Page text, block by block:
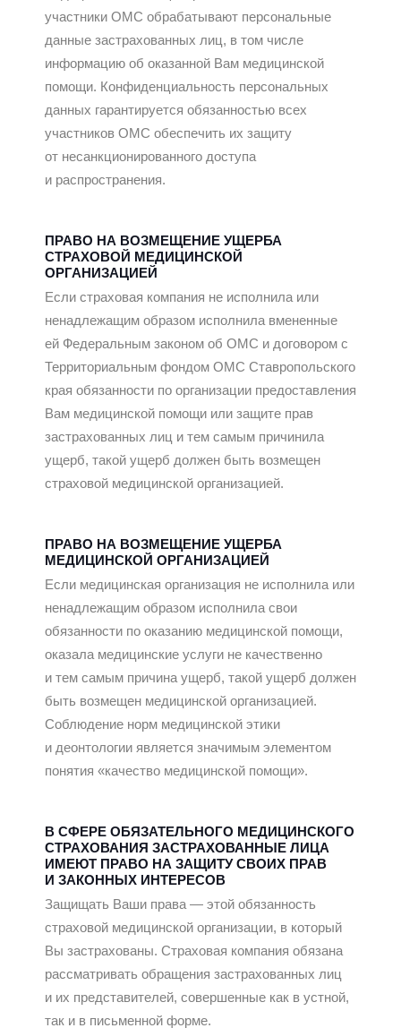
участники ОМС обрабатывают персональные
данные застрахованных лиц, в том числе
информацию об оказанной Вам медицинской
помощи. Конфиденциальность персональных
данных гарантируется обязанностью всех
участников ОМС обеспечить их защиту
от несанкционированного доступа
и распространения.
ПРАВО НА ВОЗМЕЩЕНИЕ УЩЕРБА
СТРАХОВОЙ МЕДИЦИНСКОЙ
ОРГАНИЗАЦИЕЙ
Если страховая компания не исполнила или
ненадлежащим образом исполнила вмененные
ей Федеральным законом об ОМС и договором с
Территориальным фондом ОМС Ставропольского
края обязанности по организации предоставления
Вам медицинской помощи или защите прав
застрахованных лиц и тем самым причинила
ущерб, такой ущерб должен быть возмещен
страховой медицинской организацией.
ПРАВО НА ВОЗМЕЩЕНИЕ УЩЕРБА
МЕДИЦИНСКОЙ ОРГАНИЗАЦИЕЙ
Если медицинская организация не исполнила или
ненадлежащим образом исполнила свои
обязанности по оказанию медицинской помощи,
оказала медицинские услуги не качественно
и тем самым причина ущерб, такой ущерб должен
быть возмещен медицинской организацией.
Соблюдение норм медицинской этики
и деонтологии является значимым элементом
понятия «качество медицинской помощи».
В СФЕРЕ ОБЯЗАТЕЛЬНОГО МЕДИЦИНСКОГО
СТРАХОВАНИЯ ЗАСТРАХОВАННЫЕ ЛИЦА
ИМЕЮТ ПРАВО НА ЗАЩИТУ СВОИХ ПРАВ
И ЗАКОННЫХ ИНТЕРЕСОВ
Защищать Ваши права — этой обязанность
страховой медицинской организации, в который
Вы застрахованы. Страховая компания обязана
рассматривать обращения застрахованных лиц
и их представителей, совершенные как в устной,
так и в письменной форме.